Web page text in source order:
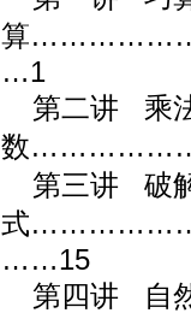
算
…1
第二讲
乘
数
第三讲
破
式
……15
第四讲
自